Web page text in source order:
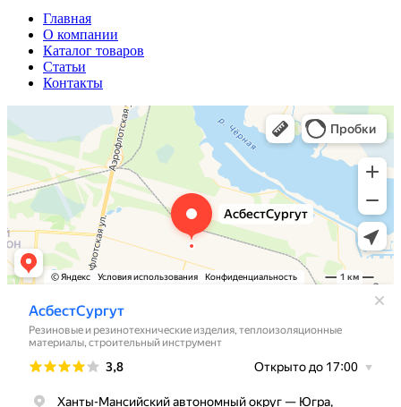
Главная
О компании
Каталог товаров
Статьи
Контакты